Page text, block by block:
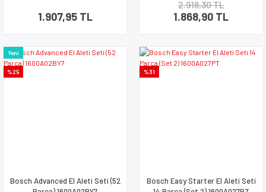
1.907,95 TL
2.918,30 TL
1.868,90 TL
%25
Yeni
Bosch Advanced El Aleti Seti (52
%31
Bosch Easy Starter El Aleti Seti